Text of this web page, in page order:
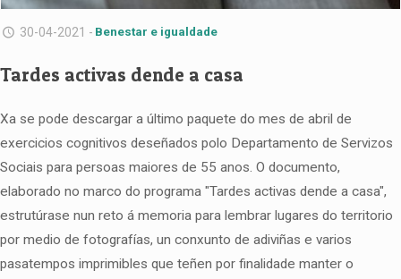
30-04-2021 - Benestar e igualdade
Tardes activas dende a casa
Xa se pode descargar a último paquete do mes de abril de
exercicios cognitivos deseñados polo Departamento de Servizos
Sociais para persoas maiores de 55 anos. O documento,
elaborado no marco do programa "Tardes activas dende a casa",
estrutúrase nun reto á memoria para lembrar lugares do territorio
por medio de fotografías, un conxunto de adiviñas e varios
pasatempos imprimibles que teñen por finalidade manter o